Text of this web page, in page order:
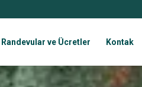
Randevular ve Ücretler Kontak